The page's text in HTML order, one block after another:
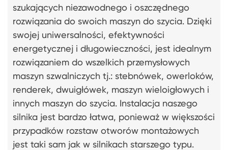
szukających niezawodnego i oszczędnego
rozwiązania do swoich maszyn do szycia. Dzięki
swojej uniwersalności, efektywności
energetycznej i długowieczności, jest idealnym
rozwiązaniem do wszelkich przemysłowych
maszyn szwalniczych tj.: stebnówek, owerloków,
renderek, dwuigłówek, maszyn wieloigłowych i
innych maszyn do szycia. Instalacja naszego
silnika jest bardzo łatwa, ponieważ w większości
przypadków rozstaw otworów montażowych
jest taki sam jak w silnikach starszego typu.